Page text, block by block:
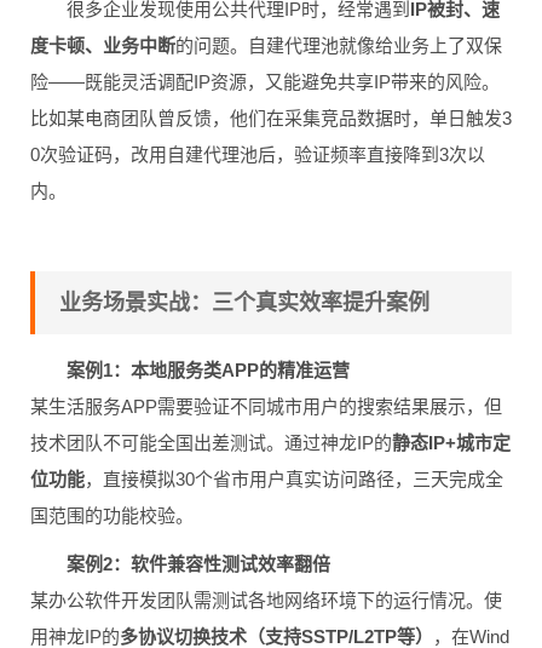
很多企业发现使用公共代理IP时，经常遇到 IP被封、速
度卡顿、业务中断的问题。自建代理池就像给业务上了双保
险——既能灵活调配IP资源，又能避免共享IP带来的风险。
比如某电商团队曾反馈，他们在采集竞品数据时，单日触发3
0次验证码，改用自建代理池后，验证频率直接降到3次以
内。
业务场景实战：三个真实效率提升案例
案例1：本地服务类APP的精准运营
某生活服务APP需要验证不同城市用户的搜索结果展示，但
技术团队不可能全国出差测试。通过神龙IP的静态IP+城市定
位功能，直接模拟30个省市用户真实访问路径，三天完成全
国范围的功能校验。
案例2：软件兼容性测试效率翻倍
某办公软件开发团队需测试各地网络环境下的运行情况。使
用神龙IP的多协议切换技术（支持SSTP/L2TP等）
，在Wind